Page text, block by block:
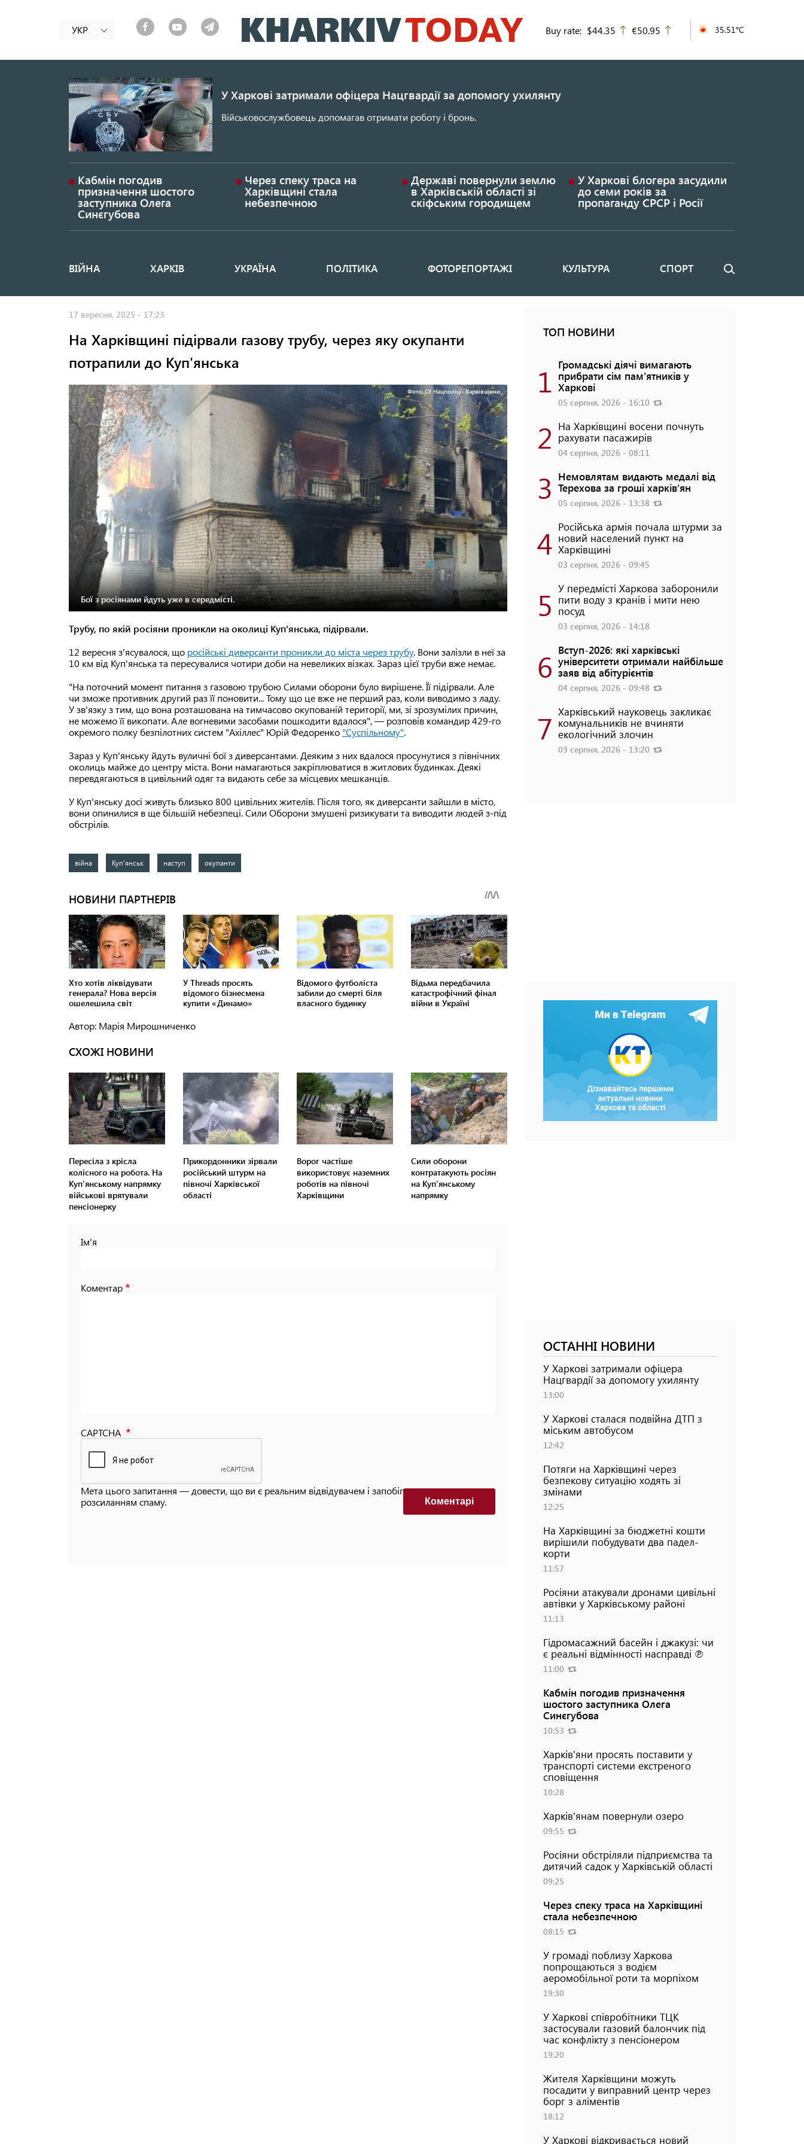
до
основного
УКР Buy rate: $44.35 up
€50.95 35.51°C
У Харкові затримали офіцера Нацгвардії за допомогу ухилянту
Військовослужбовець допомагав отримати роботу і бронь.
Кабмін погодив
призначення шостого
заступника Олега
Синєгубова
Через спеку траса на
Харківщині стала
небезпечною
Державі повернули землю
в Харківській області зі
скіфським городищем
У Харкові блогера засудили
до семи років за
пропаганду СРСР і Росії
Основная
ВІЙНА ХАРКІВ УКРАЇНА ПОЛІТИКА ФОТОРЕПОРТАЖІ КУЛЬТУРА СПОРТ Пошук
17 вересня, 2025 - 17:23
На Харківщині підірвали газову трубу, через яку окупанти
потрапили до Куп'янська
Фото: ГУ Нацполіції Харківщини.
Бої з росіянами йдуть уже в середмісті.
Трубу, по якій росіяни проникли на околиці Куп'янська, підірвали.
12 вересня з'ясувалося, що російські диверсанти проникли до міста через трубу. Вони залізли в неї за
10 км від Куп'янська та пересувалися чотири доби на невеликих візках. Зараз цієї труби вже немає.
"На поточний момент питання з газовою трубою Силами оборони було вирішене. Її підірвали. Але
чи зможе противник другий раз її поновити... Тому що це вже не перший раз, коли виводимо з ладу.
У зв'язку з тим, що вона розташована на тимчасово окупованій території, ми, зі зрозумілих причин,
не можемо її викопати. Але вогневими засобами пошкодити вдалося", — розповів командир 429-го
окремого полку безпілотних систем "Ахіллес" Юрій Федоренко "Суспільному".
Зараз у Куп'янську йдуть вуличні бої з диверсантами. Деяким з них вдалося просунутися з північних
околиць майже до центру міста. Вони намагаються закріплюватися в житлових будинках. Деякі
перевдягаються в цивільний одяг та видають себе за місцевих мешканців.
У Куп'янську досі живуть близько 800 цивільних жителів. Після того, як диверсанти зайшли в місто,
вони опинилися в ще більшій небезпеці. Сили Оборони змушені ризикувати та виводити людей з-під
обстрілів.
війна Куп'янськ наступ окупанти
Автор: Марія Мирошниченко
СХОЖІ НОВИНИ
Пересіла з крісла
колісного на робота. На
Куп'янському напрямку
військові врятували
пенсіонерку
Прикордонники зірвали
російський штурм на
півночі Харківської
області
Ворог частіше
використовує наземних
роботів на півночі
Харківщини
Сили оборони
контратакують росіян
на Куп'янському
напрямку
Ім'я
Коментар
CAPTCHA
Мета цього запитання — довести, що ви є реальним відвідувачем і запобігти автоматизованим
розсиланням спаму.
Коментарi
ТОП НОВИНИ
1 Громадські діячі вимагають
прибрати сім пам'ятників у
Харкові
05 серпня, 2026 - 16:10
2 На Харківщині восени почнуть
рахувати пасажирів
04 серпня, 2026 - 08:11
3 Немовлятам видають медалі від
Терехова за гроші харків'ян
05 серпня, 2026 - 13:38
4 Російська армія почала штурми за
новий населений пункт на
Харківщині
03 серпня, 2026 - 09:45
5 У передмісті Харкова заборонили
пити воду з кранів і мити нею
посуд
03 серпня, 2026 - 14:18
6 Вступ-2026: які харківські
університети отримали найбільше
заяв від абітурієнтів
04 серпня, 2026 - 09:48
7 Харківський науковець закликає
комунальників не вчиняти
екологічний злочин
03 серпня, 2026 - 13:20
ОСТАННІ НОВИНИ
У Харкові затримали офіцера
Нацгвардії за допомогу ухилянту
13:00
У Харкові сталася подвійна ДТП з
міським автобусом
12:42
Потяги на Харківщині через
безпекову ситуацію ходять зі
змінами
12:25
На Харківщині за бюджетні кошти
вирішили побудувати два падел-
корти
11:57
Росіяни атакували дронами цивільні
автівки у Харківському районі
11:13
Гідромасажний басейн і джакузі: чи
є реальні відмінності насправді ℗
11:00
Кабмін погодив призначення
шостого заступника Олега
Синєгубова
10:53
Харків'яни просять поставити у
транспорті системи екстреного
сповіщення
10:28
Харків'янам повернули озеро
09:55
Росіяни обстріляли підприємства та
дитячий садок у Харківській області
09:25
Через спеку траса на Харківщині
стала небезпечною
08:15
У громаді поблизу Харкова
попрощаються з водієм
аеромобільної роти та морпіхом
19:30
У Харкові співробітники ТЦК
застосували газовий балончик під
час конфлікту з пенсіонером
19:20
Жителя Харківщини можуть
посадити у виправний центр через
борг з аліментів
18:12
У Харкові відкривається новий